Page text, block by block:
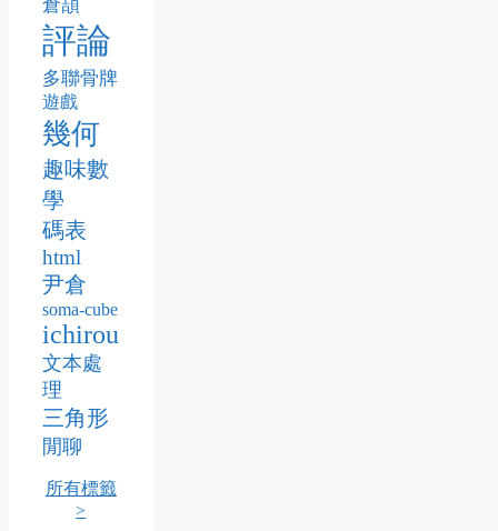
倉頡
評論
多聯骨牌
遊戲
幾何
趣味數
學
碼表
html
尹倉
soma-cube
ichirou
文本處
理
三角形
閒聊
所有標籤
>